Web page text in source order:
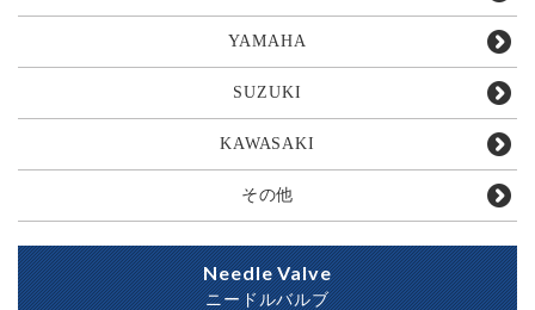
YAMAHA
SUZUKI
KAWASAKI
その他
Needle Valve
ニードルバルブ